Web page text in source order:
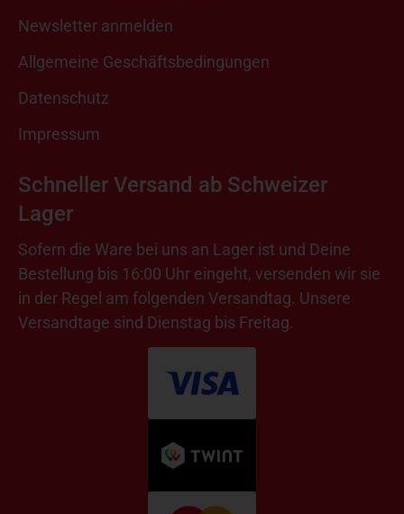
Newsletter anmelden
Allgemeine Geschäftsbedingungen
Datenschutz
Impressum
Schneller Versand ab Schweizer
Lager
Sofern die Ware bei uns an Lager ist und Deine
Bestellung bis 16:00 Uhr eingeht, versenden wir sie
in der Regel am folgenden Versandtag. Unsere
Versandtage sind Dienstag bis Freitag.